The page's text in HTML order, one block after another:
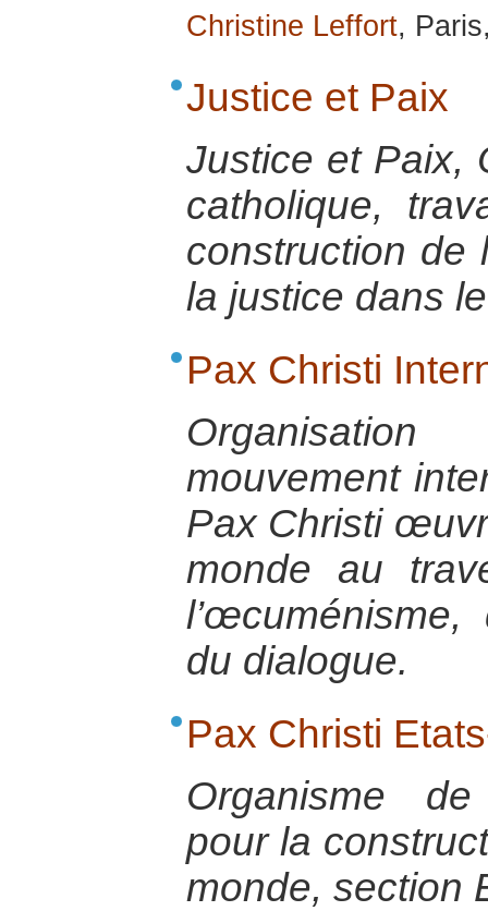
Christine Leffort,
Justice et Paix
Justice et Paix,
catholique,
construction de
la justice dans
Pax Christi
mouvement
Pax Christi
monde au
du dialogue.
Pax Christi
Organisme
pour la
monde, section